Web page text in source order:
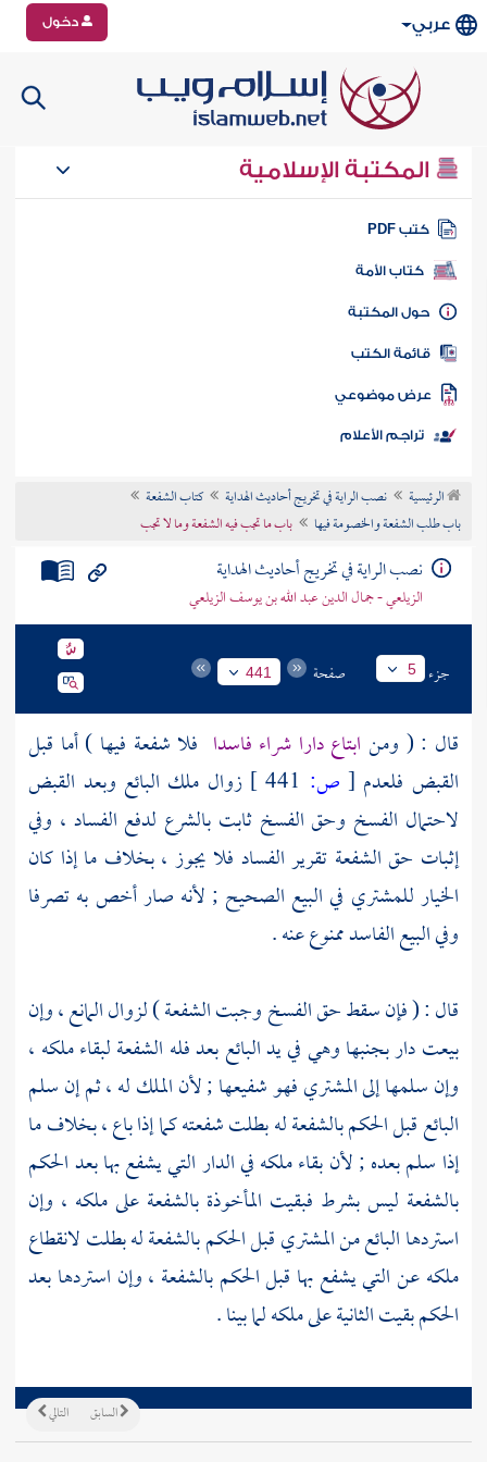
عربي دخول
المكتبة الإسلامية
كتب PDF
كتاب الأمة
المكتبة
الكتب
موضوعي
تراجم الأعلام
الرئيسية نصب الراية في تخريج أحاديث الهداية
كتاب الشفعة
باب طلب الشفعة والخصومة فيها
باب ما تجب فيه الشفعة وما لا تجب
نصب الراية في تخريج أحاديث الهداية
الزيلعي - جمال الدين عبد الله بن يوسف الزيلعي
جزء 5 صفحة 441
قال : ( ومن ابتاع دارا شراء فاسدا فلا شفعة فيها ) أما قبل
القبض فلعدم [ ص:
زوال ملك البائع وبعد القبض
لاحتمال الفسخ وحق الفسخ ثابت بالشرع لدفع الفساد ، وفي
إثبات حق الشفعة تقرير الفساد فلا يجوز ، بخلاف ما إذا كان
الخيار للمشتري في البيع الصحيح ; لأنه صار أخص به تصرفا
وفي البيع الفاسد ممنوع عنه .
قال : ( فإن سقط حق الفسخ وجبت الشفعة ) لزوال المانع ، وإن
بيعت دار بجنبها وهي في يد البائع بعد فله الشفعة لبقاء ملكه ،
وإن سلمها إلى المشتري فهو شفيعها ; لأن الملك له ، ثم إن سلم
البائع قبل الحكم بالشفعة له بطلت شفعته كما إذا باع ، بخلاف ما
إذا سلم بعده ; لأن بقاء ملكه في الدار التي يشفع بها بعد الحكم
بالشفعة ليس بشرط فبقيت المأخوذة بالشفعة على ملكه ، وإن
استردها البائع من المشتري قبل الحكم بالشفعة له بطلت لانقطاع
ملكه عن التي يشفع بها قبل الحكم بالشفعة ، وإن استردها بعد
الحكم بقيت الثانية على ملكه لما بينا .
التالي السابق